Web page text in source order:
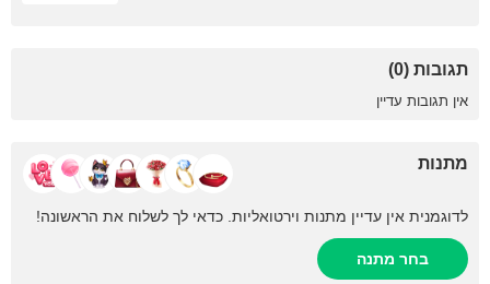
תגובות (0)
אין תגובות עדיין
מתנות
לדוגמנית אין עדיין מתנות וירטואליות. כדאי לך לשלוח את הראשונה!
בחר מתנה